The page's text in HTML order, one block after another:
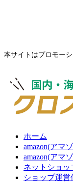
本サイトはプロモー
ホーム
amazon(アマ
amazon(アマ
ネットショッ
ショップ運営